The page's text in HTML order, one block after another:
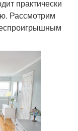
практически
Рассмотрим